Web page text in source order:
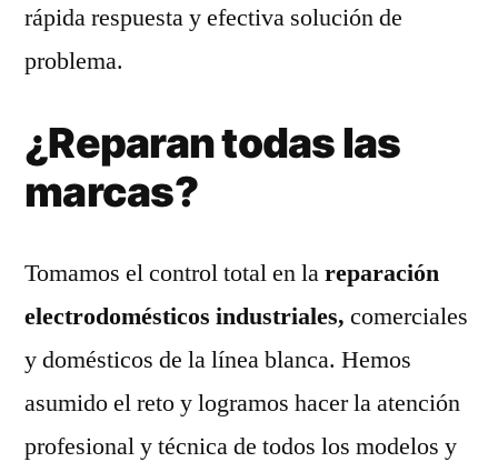
rápida respuesta y efectiva solución de
problema.
¿Reparan todas las
marcas?
Tomamos el control total en lareparación
electrodomésticos industriales, comerciales
y domésticos de la línea blanca. Hemos
asumido el reto y logramos hacer la atención
profesional y técnica de todos los modelos y